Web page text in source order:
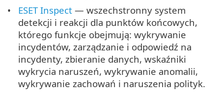
ESET Inspect — wszechstronny system
detekcji i reakcji dla punktów końcowych,
którego funkcje obejmują: wykrywanie
incydentów, zarządzanie i odpowiedź na
incydenty, zbieranie danych, wskaźniki
wykrycia naruszeń, wykrywanie anomalii,
wykrywanie zachowań i naruszenia polityk.